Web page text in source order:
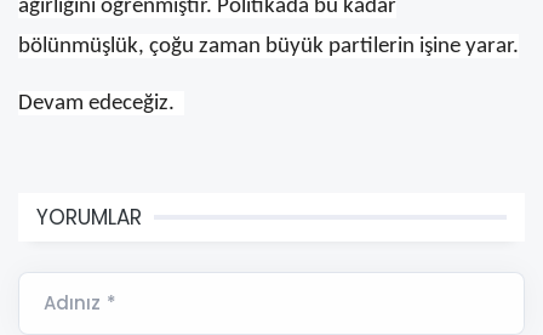
ağırlığını öğrenmiştir. Politikada bu kadar
bölünmüşlük, çoğu zaman büyük partilerin işine yarar.
Devam edeceğiz.
YORUMLAR
Adınız *